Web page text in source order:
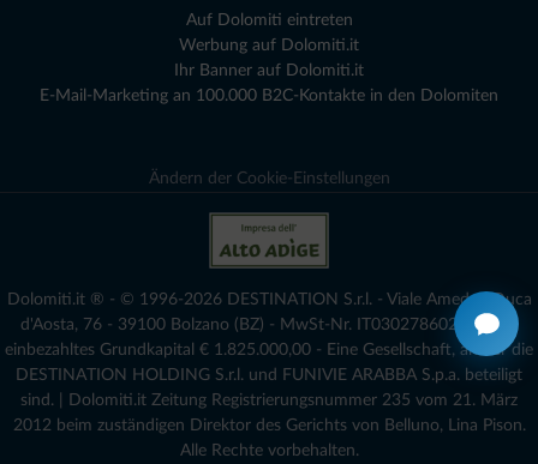
Auf Dolomiti eintreten
Werbung auf Dolomiti.it
Ihr Banner auf Dolomiti.it
E-Mail-Marketing an 100.000 B2C-Kontakte in den Dolomiten
Ändern der Cookie-Einstellungen
Dolomiti.it ® - © 1996-2026 DESTINATION S.r.l. - Viale Amedeo Duca
d'Aosta, 76 - 39100 Bolzano (BZ) - MwSt-Nr. IT03027860216 - voll
einbezahltes Grundkapital € 1.825.000,00 - Eine Gesellschaft, an der die
DESTINATION HOLDING S.r.l. und FUNIVIE ARABBA S.p.a. beteiligt
sind. | Dolomiti.it Zeitung Registrierungsnummer 235 vom 21. März
2012 beim zuständigen Direktor des Gerichts von Belluno, Lina Pison.
Alle Rechte vorbehalten.